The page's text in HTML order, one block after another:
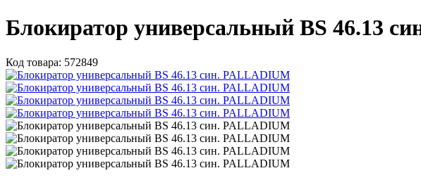
Блокиратор универсальный BS 46.13
Код товара: 572849